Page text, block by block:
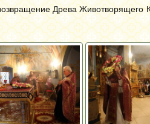
Древа Животворящего